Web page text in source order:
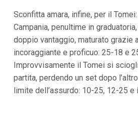
Sconfitta amara, infine, per il
Campania, penultime in
doppio vantaggio, maturato grazie
incoraggiante e proficuo: 25-18 e
Improvvisamente il Tomei si
partita, perdendo un set dopo
limite dell’assurdo: 10-25, 12-25